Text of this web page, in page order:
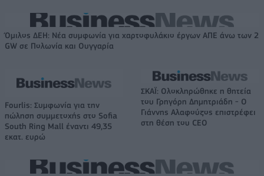
Όμιλος ΔΕΗ: Νέα συμφωνία για χαρτοφυλάκιο έργων ΑΠΕ άνω των 2
GW σε Πολωνία και Ουγγαρία
Fourlis: Συμφωνία για την
πώληση συμμετοχής στο Sofia
South Ring Mall έναντι 49,35
εκατ. ευρώ
ΣΚΑΪ: Ολοκληρώθηκε η θητεία
του Γρηγόρη Δημητριάδη - Ο
Γιάννης Αλαφούζος επιστρέφει
στη θέση του CEO